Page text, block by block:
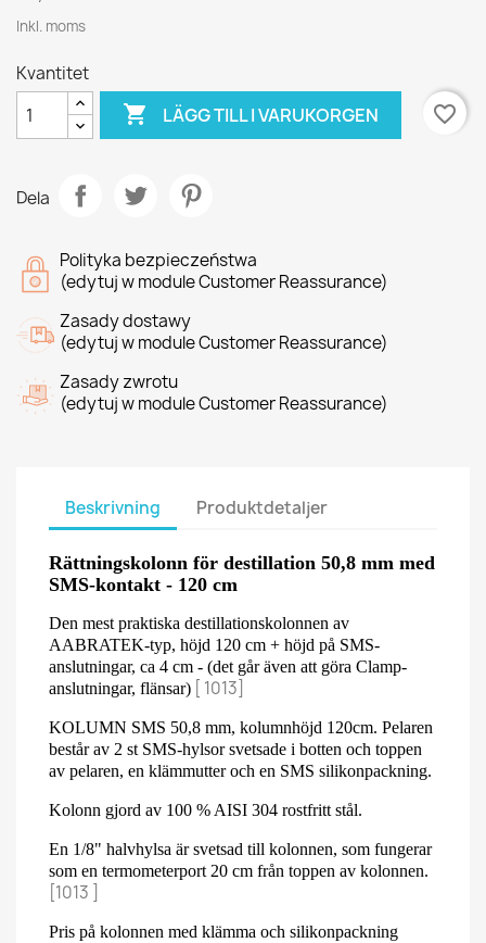
Inkl. moms
Kvantitet
 LÄGG TILL I VARUKORGEN favorite_border
Dela
Polityka bezpieczeństwa
(edytuj w module Customer Reassurance)
Zasady dostawy
(edytuj w module Customer Reassurance)
Zasady zwrotu
(edytuj w module Customer Reassurance)
Beskrivning Produktdetaljer
Rättningskolonn för destillation 50,8 mm med
SMS-kontakt - 120 cm
Den mest praktiska destillationskolonnen av
AABRATEK-typ, höjd 120 cm + höjd på SMS-
anslutningar, ca 4 cm - (det går även att göra Clamp-
anslutningar, flänsar)
[ 1013]
KOLUMN SMS 50,8 mm, kolumnhöjd 120cm. Pelaren
består av 2 st SMS-hylsor svetsade i botten och toppen
av pelaren, en klämmutter och en SMS silikonpackning.
Kolonn gjord av 100 % AISI 304 rostfritt stål.
En 1/8" halvhylsa är svetsad till kolonnen, som fungerar
som en termometerport 20 cm från toppen av kolonnen.
[1013 ]
Pris på kolonnen med klämma och silikonpackning